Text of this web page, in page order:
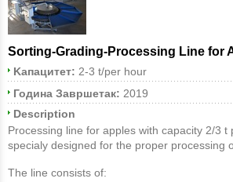
Sorting-Grading-Processing Line for
Kапацитет: 2-3 t/per hour
Година Завршетак: 2019
Description
Processing line for apples with capacity 2/3 t
specialy designed for the proper processing
The line consists of: